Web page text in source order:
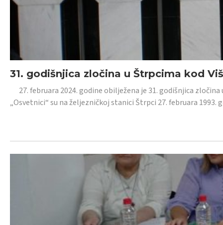
31. godišnjica zločina u Štrpcima kod
27. februara 2024. godine obilježena je 31. godišnjica
„Osvetnici“ su na željezničkoj stanici Štrpci 27. februara 1993.